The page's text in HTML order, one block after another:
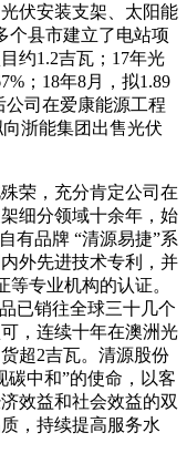
伏安装支架、太阳能
个县市建立了电站项
约1.2吉瓦；17年光
；18年8月，拟1.89
公司在爱康能源工程
向浙能集团出售光伏
荣，充分肯定公司在
细分领域十余年，始
有品牌 “清源易捷”系
外先进技术专利，并
专业机构的认证。
已销往全球三十几个
，连续十年在澳洲光
超2吉瓦。清源股份
碳中和”的使命，以客
效益和社会效益的双
，持续提高服务水